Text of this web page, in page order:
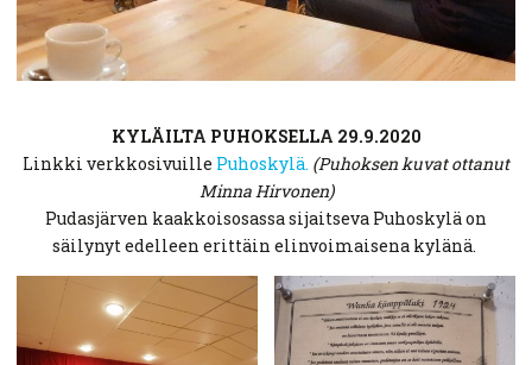
KYLÄILTA PUHOKSELLA 29.9.2020
Linkki verkkosivuille Puhoskylä. (Puhoksen kuvat ottanut
Minna Hirvonen)
Pudasjärven kaakkoisosassa sijaitseva Puhoskylä on
säilynyt edelleen erittäin elinvoimaisena kylänä.